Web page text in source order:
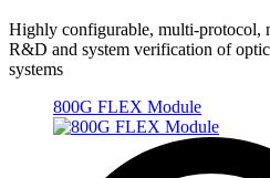
Highly configurable, multi-protocol,
R&D and system verification of
systems
800G FLEX Module